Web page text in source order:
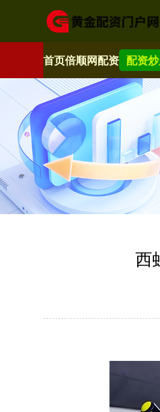
首页倍顺网配资 配资
西